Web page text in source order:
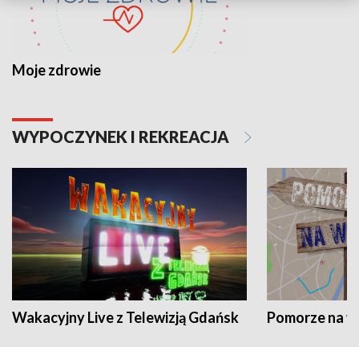
Moje zdrowie
WYPOCZYNEK I REKREACJA
Wakacyjny Live z Telewizją Gdańsk Pomorze na